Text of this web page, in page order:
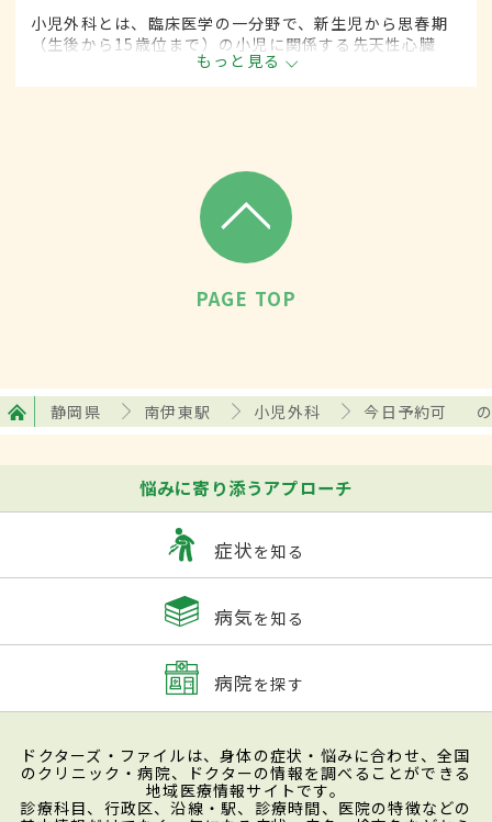
小児外科とは、臨床医学の一分野で、新生児から思春期
（生後から15歳位まで）の小児に関係する先天性心臓
病・各種奇形などに対して、手術的な方法によって治療
します。
もっと見る
PAGE TOP
静岡県 南伊東駅 小児外科 今日予約可
悩みに寄り添うアプローチ
症状を知る
病気を知る
病院を探す
ドクターズ・ファイルは、身体の症状・悩みに合わせ、全国
のクリニック・病院、ドクターの情報を調べることができる
地域医療情報サイトです。
診療科目、行政区、沿線・駅、診療時間、医院の特徴などの